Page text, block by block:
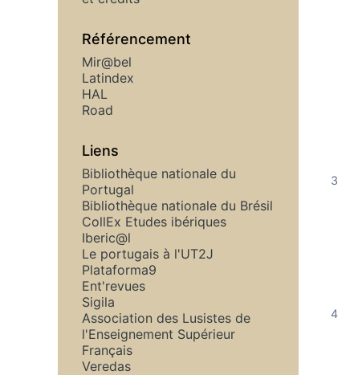
Référencement
Mir@bel
Latindex
HAL
Road
Liens
Bibliothèque nationale du
Portugal
Bibliothèque nationale du Brésil
CollEx Etudes ibériques
Iberic@l
Le portugais à l'UT2J
Plataforma9
Ent'revues
Sigila
Association des Lusistes de
l'Enseignement Supérieur
Français
Veredas